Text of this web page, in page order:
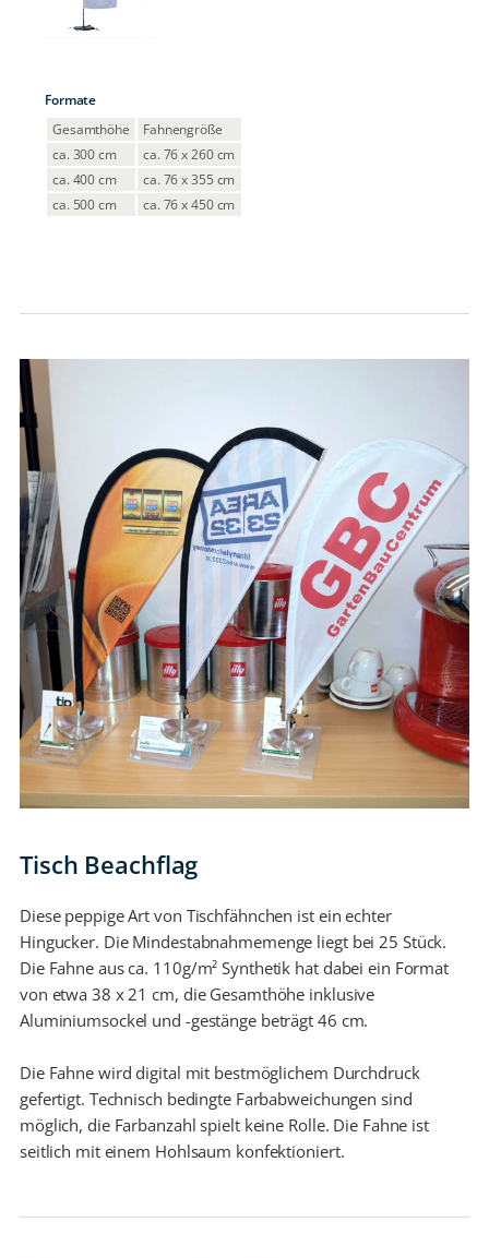
Formate
Gesamthöhe
Fahnengröße
ca. 300 cm
ca. 76 x 260 cm
ca. 400 cm
ca. 76 x 355 cm
ca. 500 cm
ca. 76 x 450 cm
Tisch Beachflag
Diese peppige Art von Tischfähnchen ist ein echter
Hingucker. Die Mindestabnahmemenge liegt bei 25 Stück.
Die Fahne aus ca. 110g/m² Synthetik hat dabei ein Format
von etwa 38 x 21 cm, die Gesamthöhe inklusive
Aluminiumsockel und -gestänge beträgt 46 cm.
Die Fahne wird digital mit bestmöglichem Durchdruck
gefertigt. Technisch bedingte Farbabweichungen sind
möglich, die Farbanzahl spielt keine Rolle. Die Fahne ist
seitlich mit einem Hohlsaum konfektioniert.